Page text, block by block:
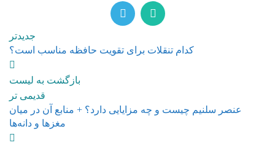
جدیدتر
کدام تنقلات برای تقویت حافظه مناسب است؟
بازگشت به لیست
قدیمی تر
عنصر سلنیم چیست و چه مزایایی دارد؟ + منابع آن در میان
مغزها و دانه‌ها